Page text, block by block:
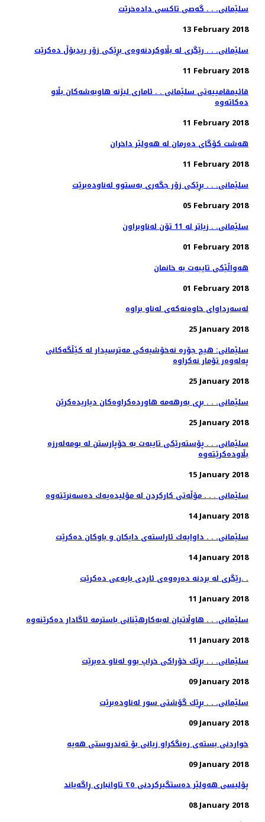
سلێمانی. . . گه‌صی تاكسی داده‌خرێت
13 February 2018
سلێمانی. . . رێگری له‌ بڵاوكردنه‌وه‌ی بڕێكی زۆر ریدبۆڵ ده‌كرێت
11 February 2018
قائیمقامییه‌تی سلێمانی . . ئاماری لیژنه‌ هاوبه‌شه‌كان بڵاو
11 February 2018
هەشت كۆگای دەرمان لە هەولێر داخران
11 February 2018
سلێمانی. . . بڕێكی زۆر جگه‌ری به‌ستوو له‌ناوده‌برێت
05 February 2018
سلێمانی. . زیاتر له‌ 11 تۆن له‌ناوبراون
01 February 2018
هه‌واڵێكی تایبه‌ت به‌ خانمان
01 February 2018
25 January 2018
سلێمانی: هیچ جۆره‌ نه‌خۆشیه‌كی مه‌ترسیدار له‌ كێڵگه‌كانی
25 January 2018
سلێمانی. . . بڕی به‌رهه‌مه‌ هاورده‌كراوه‌كان دیاریده‌كرێن
25 January 2018
سلێمانی. . . پۆسته‌رێكی تایبه‌ت به‌ خۆپارستن له‌ بومه‌له‌رزه‌
15 January 2018
سلێمانی . . . مۆڵەتی كاركردن لە مۆلیدەیەك دەسەنرێتەوە
14 January 2018
سلێمانی. . . داوایه‌ك ئاراسته‌ی دایكان و باوكان ده‌كرێت
14 January 2018
رێگری له‌ بردنه‌ ده‌ره‌وه‌ی ئاردی بایه‌عی ده‌كرێت. .
11 January 2018
11 January 2018
سلێمانی. . . بڕێك خۆراكی خراپ بوو له‌ناو ده‌برێت
09 January 2018
سلێمانی. . . بڕێك گۆشتی سور له‌ناوده‌برێت
09 January 2018
09 January 2018
پۆلیسی هەولێر دەستگیركردنی ٢٥ تاوانباری ڕاگەیاند
08 January 2018